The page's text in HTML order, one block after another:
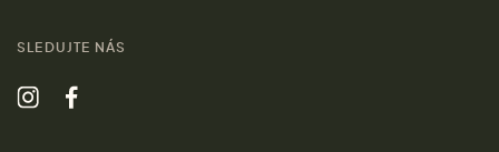
SLEDUJTE NÁS